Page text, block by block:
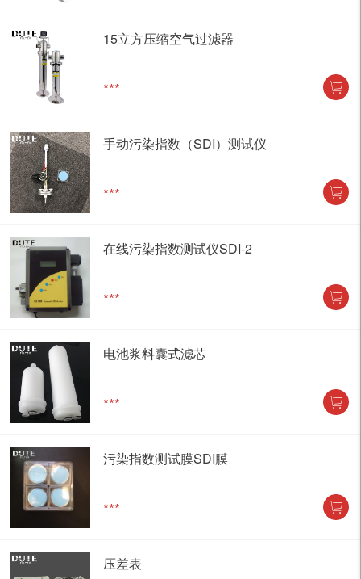
15立方压缩空气过滤器
***
手动污染指数（SDI）测试仪
***
在线污染指数测试仪SDI-2
***
电池浆料囊式滤芯
***
污染指数测试膜SDI膜
***
压差表